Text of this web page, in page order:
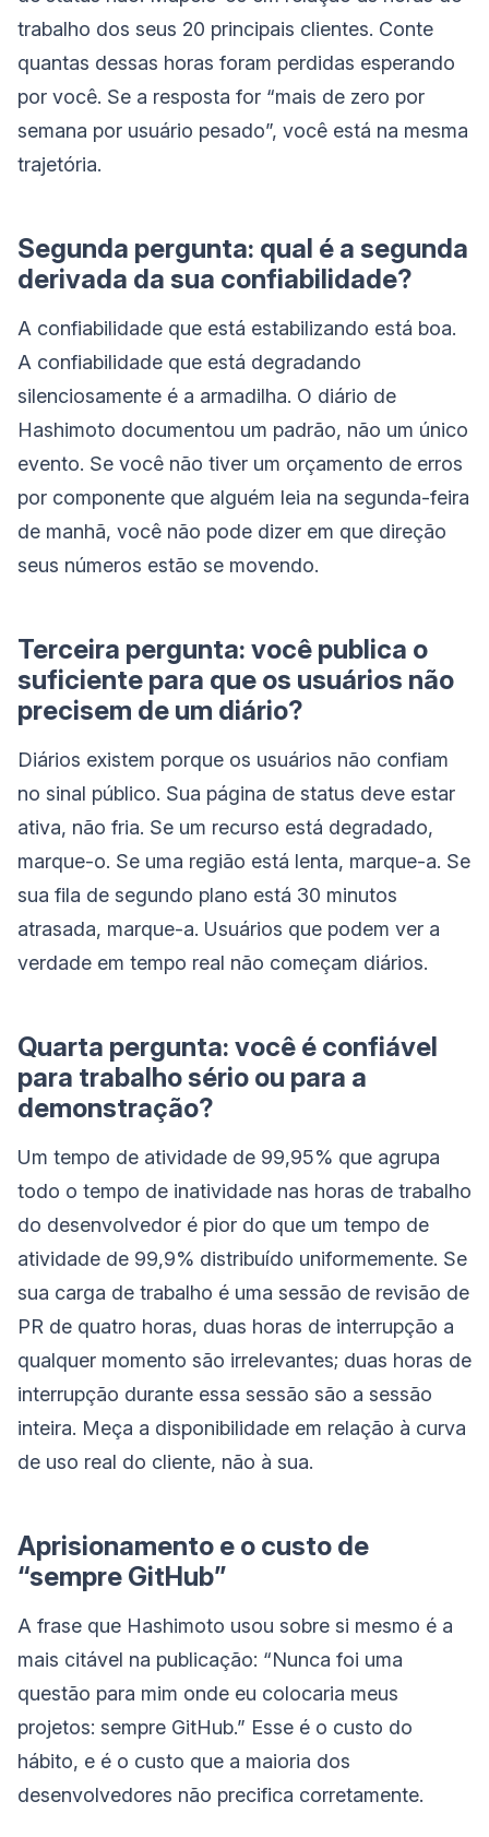
trabalho dos seus 20 principais clientes. Conte
quantas dessas horas foram perdidas esperando
por você. Se a resposta for “mais de zero por
semana por usuário pesado”, você está na mesma
trajetória.
Segunda pergunta: qual é a segunda
derivada da sua confiabilidade?
A confiabilidade que está estabilizando está boa.
A confiabilidade que está degradando
silenciosamente é a armadilha. O diário de
Hashimoto documentou um padrão, não um único
evento. Se você não tiver um orçamento de erros
por componente que alguém leia na segunda-feira
de manhã, você não pode dizer em que direção
seus números estão se movendo.
Terceira pergunta: você publica o
suficiente para que os usuários não
precisem de um diário?
Diários existem porque os usuários não confiam
no sinal público. Sua página de status deve estar
ativa, não fria. Se um recurso está degradado,
marque-o. Se uma região está lenta, marque-a. Se
sua fila de segundo plano está 30 minutos
atrasada, marque-a. Usuários que podem ver a
verdade em tempo real não começam diários.
Quarta pergunta: você é confiável
para trabalho sério ou para a
demonstração?
Um tempo de atividade de 99,95% que agrupa
todo o tempo de inatividade nas horas de trabalho
do desenvolvedor é pior do que um tempo de
atividade de 99,9% distribuído uniformemente. Se
sua carga de trabalho é uma sessão de revisão de
PR de quatro horas, duas horas de interrupção a
qualquer momento são irrelevantes; duas horas de
interrupção durante essa sessão são a sessão
inteira. Meça a disponibilidade em relação à curva
de uso real do cliente, não à sua.
Aprisionamento e o custo de
“sempre GitHub”
A frase que Hashimoto usou sobre si mesmo é a
mais citável na publicação: “Nunca foi uma
questão para mim onde eu colocaria meus
projetos: sempre GitHub.” Esse é o custo do
hábito, e é o custo que a maioria dos
desenvolvedores não precifica corretamente.